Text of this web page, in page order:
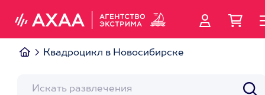
Квадроцикл в Новосибирске